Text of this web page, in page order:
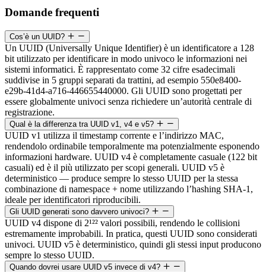
Domande frequenti
Cos’è un UUID?
Un UUID (Universally Unique Identifier) è un identificatore a 128
bit utilizzato per identificare in modo univoco le informazioni nei
sistemi informatici. È rappresentato come 32 cifre esadecimali
suddivise in 5 gruppi separati da trattini, ad esempio 550e8400-
e29b-41d4-a716-446655440000. Gli UUID sono progettati per
essere globalmente univoci senza richiedere un’autorità centrale di
registrazione.
Qual è la differenza tra UUID v1, v4 e v5?
UUID v1 utilizza il timestamp corrente e l’indirizzo MAC,
rendendolo ordinabile temporalmente ma potenzialmente esponendo
informazioni hardware. UUID v4 è completamente casuale (122 bit
casuali) ed è il più utilizzato per scopi generali. UUID v5 è
deterministico — produce sempre lo stesso UUID per la stessa
combinazione di namespace + nome utilizzando l’hashing SHA-1,
ideale per identificatori riproducibili.
Gli UUID generati sono davvero univoci?
UUID v4 dispone di 2¹²² valori possibili, rendendo le collisioni
estremamente improbabili. In pratica, questi UUID sono considerati
univoci. UUID v5 è deterministico, quindi gli stessi input producono
sempre lo stesso UUID.
Quando dovrei usare UUID v5 invece di v4?